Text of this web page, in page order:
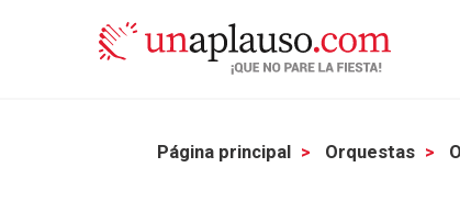
Página principal Orquestas